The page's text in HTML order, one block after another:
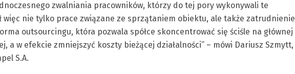
zwalniania pracowników, którzy do tej pory wykonywali te
więc nie tylko prace związane ze sprzątaniem obiektu, ale także zatrudnienie
outsourcingu, która pozwala spółce skoncentrować się ściśle na głównej
a w efekcie zmniejszyć koszty bieżącej działalności” – mówi Dariusz Szmytt,
S.A.